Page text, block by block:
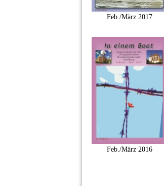
Feb./März 2017
Feb./März 2016